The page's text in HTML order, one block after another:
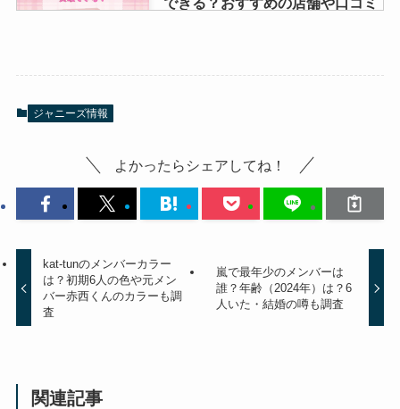
ジャニーズライブの席はいつわか
ジャニーズ情報
よかったらシェアしてね！
kat-tunのメンバーカラー
は？初期6人の色や元メン
バー赤西くんのカラーも調
査
嵐で最年少のメンバーは
誰？年齢（2024年）は？6
人いた・結婚の噂も調査
関連記事